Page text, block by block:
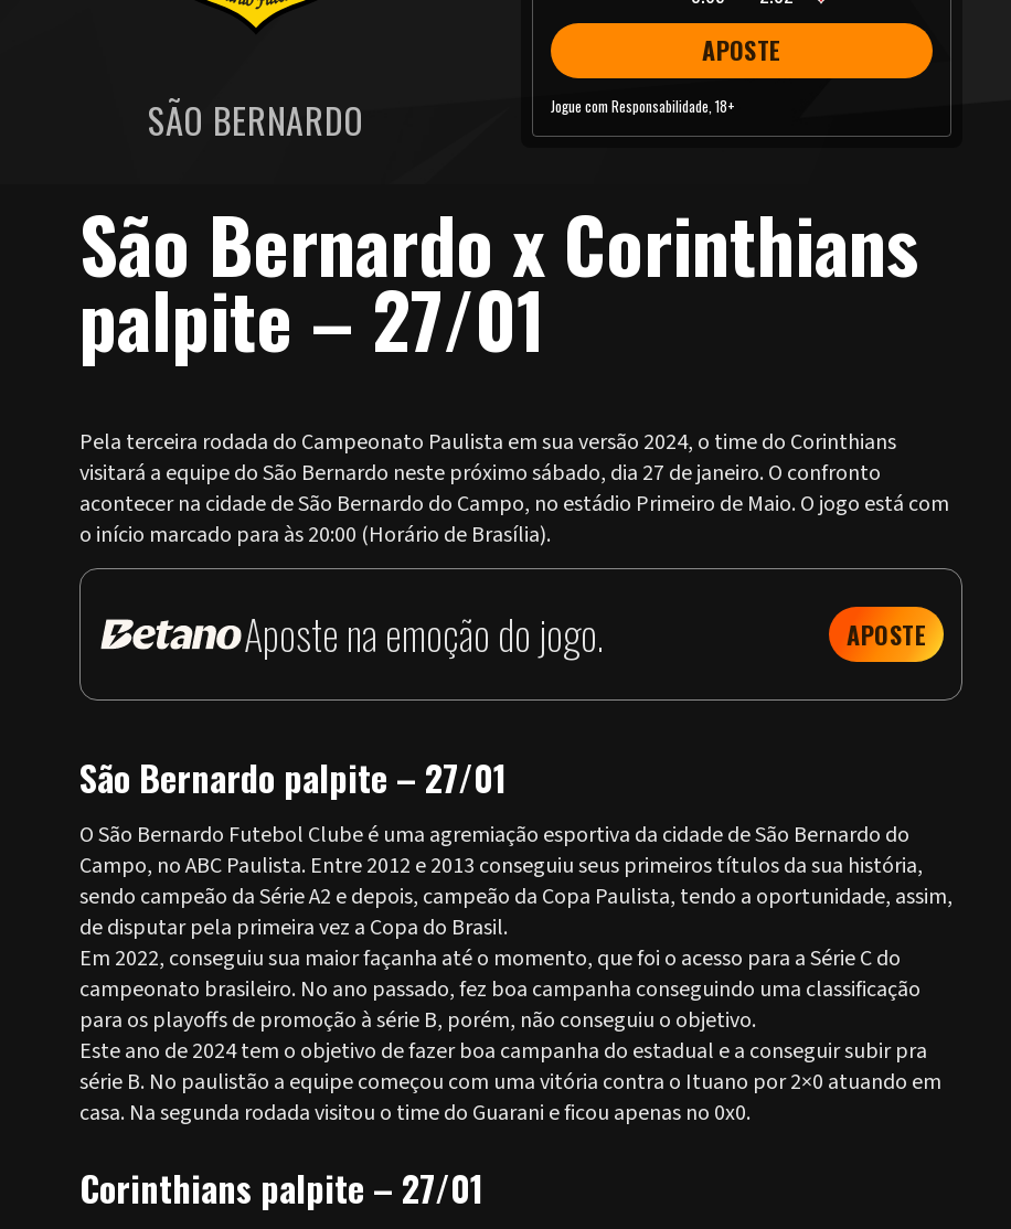
SÃO BERNARDO
APOSTE
Jogue com Responsabilidade, 18+
São Bernardo x Corinthians
palpite – 27/01
Pela terceira rodada do Campeonato Paulista em sua versão 2024, o time do Corinthians
visitará a equipe do São Bernardo neste próximo sábado, dia 27 de janeiro. O confronto
acontecer na cidade de São Bernardo do Campo, no estádio Primeiro de Maio. O jogo está com
o início marcado para às 20:00 (Horário de Brasília).
Aposte na emoção do jogo. APOSTE
São Bernardo palpite – 27/01
O São Bernardo Futebol Clube é uma agremiação esportiva da cidade de São Bernardo do
Campo, no ABC Paulista. Entre 2012 e 2013 conseguiu seus primeiros títulos da sua história,
sendo campeão da Série A2 e depois, campeão da Copa Paulista, tendo a oportunidade, assim,
de disputar pela primeira vez a Copa do Brasil.
Em 2022, conseguiu sua maior façanha até o momento, que foi o acesso para a Série C do
campeonato brasileiro. No ano passado, fez boa campanha conseguindo uma classificação
para os playoffs de promoção à série B, porém, não conseguiu o objetivo.
Este ano de 2024 tem o objetivo de fazer boa campanha do estadual e a conseguir subir pra
série B. No paulistão a equipe começou com uma vitória contra o Ituano por 2×0 atuando em
casa. Na segunda rodada visitou o time do Guarani e ficou apenas no 0x0.
Corinthians palpite – 27/01